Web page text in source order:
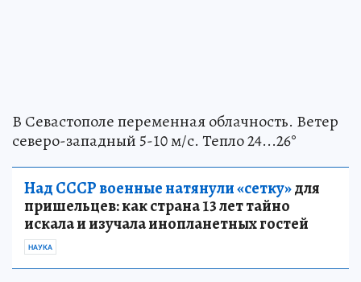
В Севастополе переменная облачность. Ветер
северо-западный 5-10 м/с. Тепло 24...26°
Над СССР военные натянули «сетку»для
пришельцев: как страна 13 лет тайно
искала и изучала инопланетных гостей
НАУКА